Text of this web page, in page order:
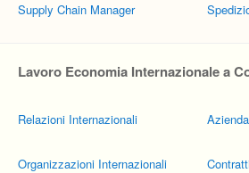
Supply Chain Manager
Lavoro Economia Internazionale a
Relazioni Internazionali
Organizzazioni Internazionali